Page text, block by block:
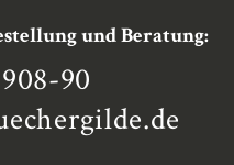
und Beratung:
90